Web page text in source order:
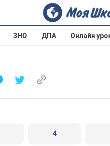
ЗНО ДПА Онлайн
4